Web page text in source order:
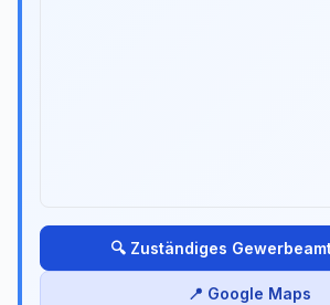
🔍 Zuständiges
📍 Google Maps